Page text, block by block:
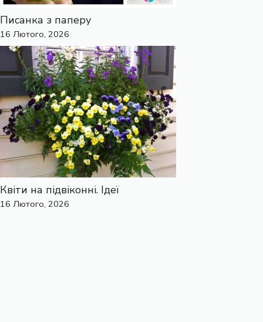
Писанка з паперу
16 Лютого, 2026
Квіти на підвіконні. Ідеї
16 Лютого, 2026